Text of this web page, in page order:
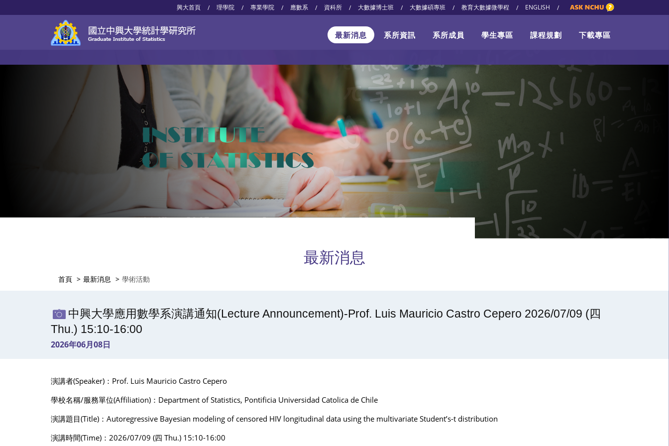
興大首頁 / 理學院 / 專業學院 / 應數系 / 資科所 / 大數據博士班 / 大數據碩專班 / 教育大數據微學程 / ENGLISH /
最新消息 系所資訊 系所成員 學生專區 課程規劃 下載專區
最新消息
首頁 最新消息 學術活動
中興大學應用數學系演講通知(Lecture Announcement)-Prof. Luis Mauricio Castro Cepero 2026/07/09 (四
Thu.) 15:10-16:00
2026年06月08日
演講者(Speaker)：Prof. Luis Mauricio Castro Cepero
學校名稱/服務單位(Affiliation)：Department of Statistics, Pontificia Universidad Catolica de Chile
演講題目(Title)：Autoregressive Bayesian modeling of censored HIV longitudinal data using the multivariate Student’s-t distribution
演講時間(Time)：2026/07/09 (四 Thu.) 15:10-16:00